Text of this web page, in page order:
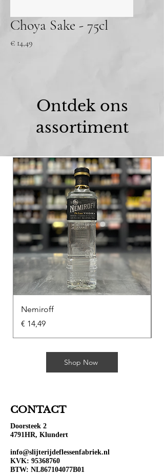
Choya Sake - 75cl
€ 14,49Prijs
Ontdek ons
assortiment
Nemiroff
Prijs
€ 14,49
Shop Now
CONTACT
Doorsteek 2
4791HR, Klundert
info@slijterijdeflessenfabriek.nl
KVK: 95368760
BTW: NL867104077B01